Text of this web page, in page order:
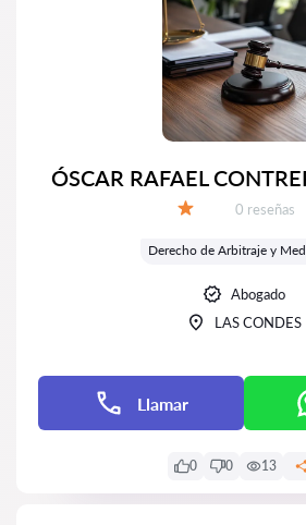
ÓSCAR RAFAEL
Número de
0 reseñas
Derecho de Arbitraje y
Abogado
LAS CONDES
Llamar
0 0 13